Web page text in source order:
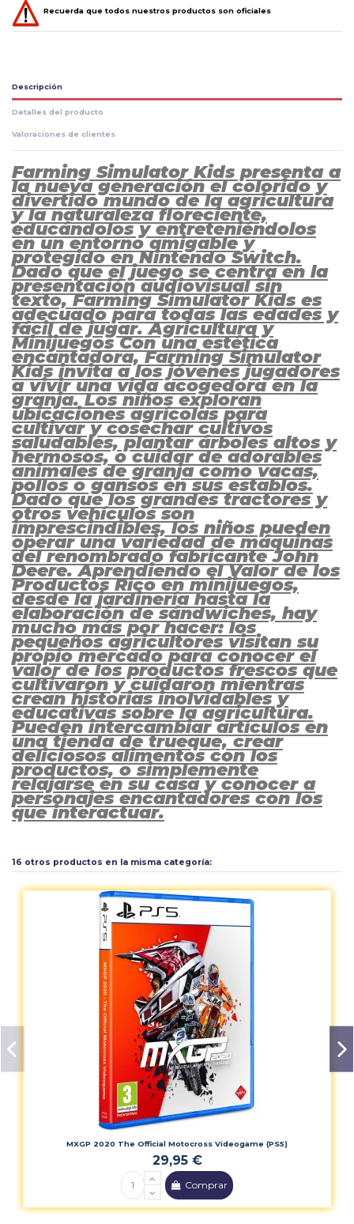
Recuerda que todos nuestros productos son oficiales
Descripción
Detalles del producto
Valoraciones de clientes
Farming Simulator Kids presenta a
la nueva generación el colorido y
divertido mundo de la agricultura
y la naturaleza floreciente,
educándolos y entreteniéndolos
en un entorno amigable y
protegido en Nintendo Switch.
Dado que el juego se centra en la
presentación audiovisual sin
texto, Farming Simulator Kids es
adecuado para todas las edades y
fácil de jugar. Agricultura y
Minijuegos Con una estética
encantadora, Farming Simulator
Kids invita a los jóvenes jugadores
a vivir una vida acogedora en la
granja. Los niños exploran
ubicaciones agrícolas para
cultivar y cosechar cultivos
saludables, plantar árboles altos y
hermosos, o cuidar de adorables
animales de granja como vacas,
pollos o gansos en sus establos.
Dado que los grandes tractores y
otros vehículos son
imprescindibles, los niños pueden
operar una variedad de máquinas
del renombrado fabricante John
Deere. Aprendiendo el Valor de los
Productos Rico en minijuegos,
desde la jardinería hasta la
elaboración de sándwiches, hay
mucho más por hacer: los
pequeños agricultores visitan su
propio mercado para conocer el
valor de los productos frescos que
cultivaron y cuidaron mientras
crean historias inolvidables y
educativas sobre la agricultura.
Pueden intercambiar artículos en
una tienda de trueque, crear
deliciosos alimentos con los
productos, o simplemente
relajarse en su casa y conocer a
personajes encantadores con los
que interactuar.
Tipo Simulación
16 otros productos en la misma categoría:
MXGP 2020 The Official Motocross Videogame (PS5)
29,95 €
Comprar